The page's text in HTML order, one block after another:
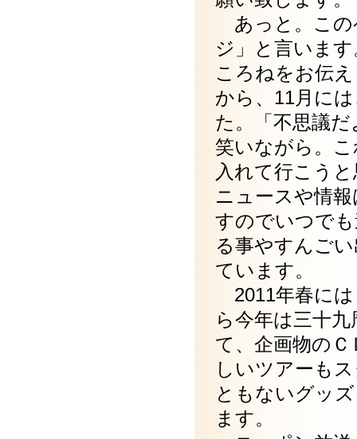
あっと。この
ジ」と言いま
ころねをお伝
から、11月に
た。「不思議
笑いながら。
入れて行こう
ニュースや情
すのでいつで
る事やすんご
ています。
2011年春には
ら今年は三十
て、企画物の
しいツアーも
ともないグッ
ます。